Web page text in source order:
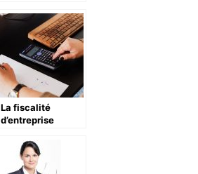
assurer la
publicité de votre
marque
La fiscalité
d’entreprise